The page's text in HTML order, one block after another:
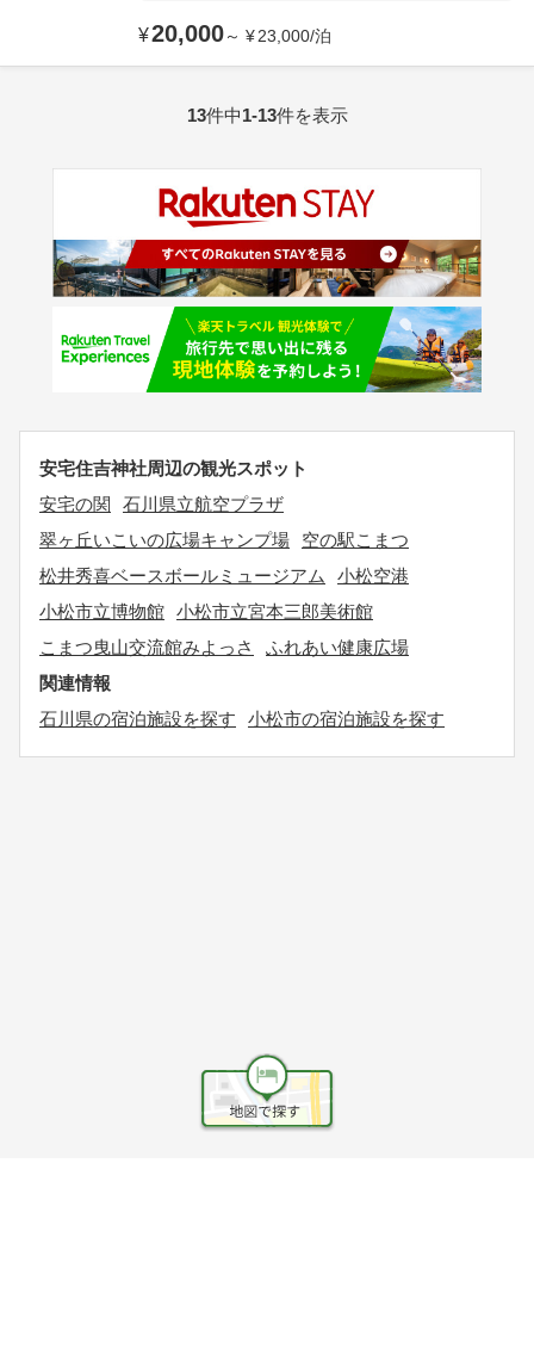
¥20,000～ ¥23,000/泊
13件中1-13件を表示
安宅住吉神社周辺の観光スポット
安宅の関
石川県立航空プラザ
翠ヶ丘いこいの広場キャンプ場
空の駅こまつ
松井秀喜ベースボールミュージアム
小松空港
小松市立博物館 小松市立宮本三郎美術館
こまつ曳山交流館みよっさ
ふれあい健康広場
関連情報
石川県の宿泊施設を探す
小松市の宿泊施設を探す